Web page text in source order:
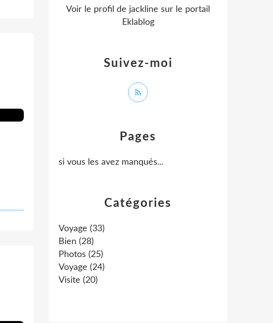
Catégories
Voyage (33)
Bien (28)
Photos (25)
Voyage (24)
Visite (20)
Pages
si vous les avez manqués...
Suivez-moi
Voir le profil de jackline sur le portail
Eklablog